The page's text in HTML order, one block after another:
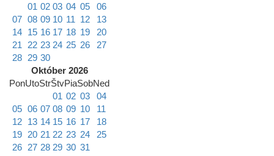
01 02 03 04 05
06
07 08 09 10 11 12
13
14 15 16 17 18 19
20
21
22 23 24 25 26
27
28 29 30
Október 2026
PonUtoStrŠtvPiaSobNed
01 02 03
04
05 06 07 08 09 10
11
12 13 14 15 16 17
18
19 20 21 22 23 24
25
26 27 28 29 30 31